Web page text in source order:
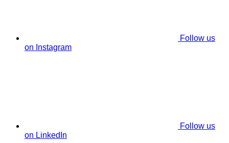
Follow us
on Instagram
Follow us
on LinkedIn